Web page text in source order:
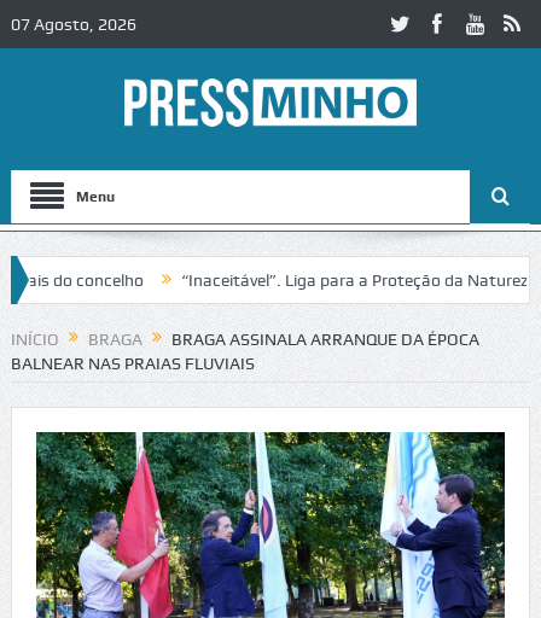
07 Agosto, 2026
Menu
“Inaceitável”. Liga para a Proteção da Natureza contesta
Alcobaça Igreja do Castelo de Cerveira assegura
INÍCIO BRAGA
BRAGA ASSINALA ARRANQUE DA ÉPOCA
BALNEAR NAS PRAIAS FLUVIAIS